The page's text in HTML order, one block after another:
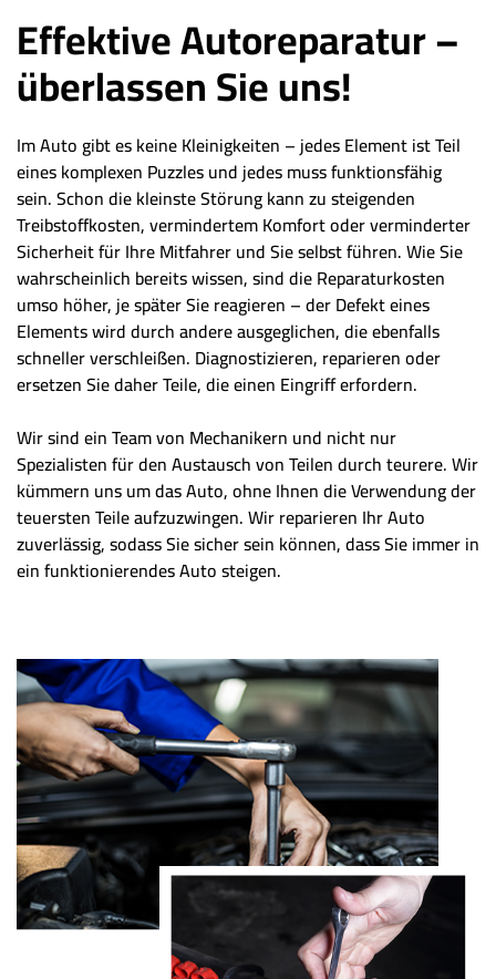
Effektive Autoreparatur –
überlassen Sie uns!
Im Auto gibt es keine Kleinigkeiten – jedes Element ist Teil
eines komplexen Puzzles und jedes muss funktionsfähig
sein. Schon die kleinste Störung kann zu steigenden
Treibstoffkosten, vermindertem Komfort oder verminderter
Sicherheit für Ihre Mitfahrer und Sie selbst führen. Wie Sie
wahrscheinlich bereits wissen, sind die Reparaturkosten
umso höher, je später Sie reagieren – der Defekt eines
Elements wird durch andere ausgeglichen, die ebenfalls
schneller verschleißen. Diagnostizieren, reparieren oder
ersetzen Sie daher Teile, die einen Eingriff erfordern.
Wir sind ein Team von Mechanikern und nicht nur
Spezialisten für den Austausch von Teilen durch teurere. Wir
kümmern uns um das Auto, ohne Ihnen die Verwendung der
teuersten Teile aufzuzwingen. Wir reparieren Ihr Auto
zuverlässig, sodass Sie sicher sein können, dass Sie immer in
ein funktionierendes Auto steigen.